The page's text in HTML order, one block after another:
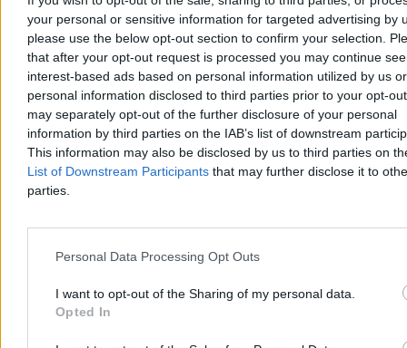
your personal or sensitive information for targeted advertising by
please use the below opt-out section to confirm your selection.
that after your opt-out request is processed you may continue
interest-based ads based on personal information utilized by us or
personal information disclosed to third parties prior to your opt-
may separately opt-out of the further disclosure of your personal
information by third parties on the IAB’s list of downstream
This information may also be disclosed by us to third parties on
List of Downstream Participants that may further disclose it to
parties.
Personal Data Processing Opt Outs
I want to opt-out of the Sharing of my personal data.
Opted In
Sepp Blatter – ostatni sprawiedliwy
Tego rodzaju „kwiatków” jest w filmie znacznie więcej. Gdybym
miał wymienić wszystkie, nie zdążyłbym do czasu triumfu Polaków
na mundialu. Z perspektywy historycznej ważniejszy wydaje się
natomiast ów podniosły, nieznośny ton oraz konwencja dworskiego
portretu, malowanego jednocześnie przez FIFA i na zlecenie FIFA.
W obiektywie scenarzystów Rimet był połączeniem Króla
Midasa, Winstona Churchilla i Jezusa Chrystusa. Umarł w 1956
r., zostawiając po sobie sen o świecie zjednoczonym pod banderą
wielkiej piłkarskiej korporacji. Kolejnym prezydentem został
kontrowersyjna, choćby dlatego, że po latach afer udowodniono mu
Reklama